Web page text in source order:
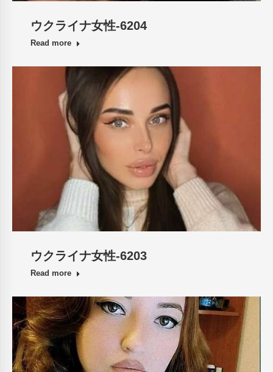
ウクライナ女性-6204
Read more
ウクライナ女性-6203
Read more